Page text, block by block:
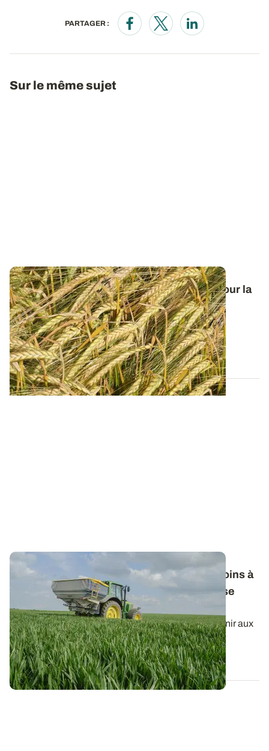
PARTAGER :
Opens in a new window
Opens in a new window
Opens in a new
Sur le même sujet
Orge de printemps : nos préconisations pour la
campagne 2026
Retrouvez tous les résultats d’essais de la dernière
campagne et nos préconisations pour...
13 FÉVR. 2026
Fertilisation azotée des céréales : les besoins à
prendre en compte pour le calcul de la dose
totale
Le raisonnement du calcul de la dose d’azote à fournir aux
céréales à paille peut dépendre...
22 JANV. 2026